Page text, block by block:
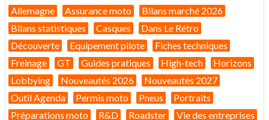
Allemagne Assurance moto
Bilans marché 2026
Bilans statistiques
Casques
Dans Le Rétro
Découverte
Equipement pilote
Fiches techniques
Freinage
GT Guides pratiques High-tech
Horizons
Lobbying
Nouveautés 2026
Nouveautés 2027
Outil Agenda
Permis moto Pneus
Portraits
Préparations moto
R&D Roadster Vie des entreprises